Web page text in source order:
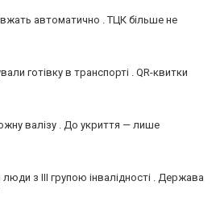
автоматично . ТЦК більше не
готівку в транспорті . QR-квитки
валізу . До укриття — лише
з III групою інвалідності . Держава